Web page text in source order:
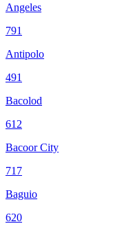
Angeles
791
Antipolo
491
Bacolod
612
Bacoor City
717
Baguio
620